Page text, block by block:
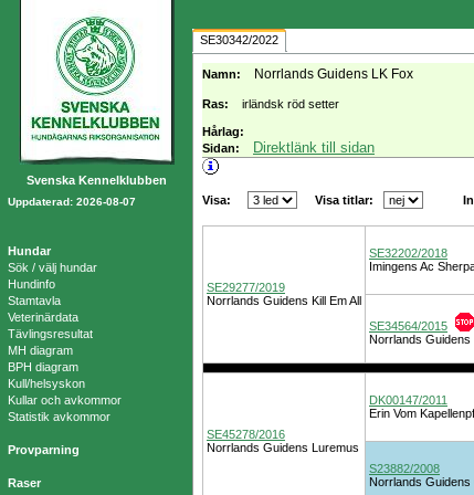
Svenska Kennelklubben
Uppdaterad: 2026-08-07
Hundar
Sök / välj hundar
Hundinfo
Stamtavla
Veterinärdata
Tävlingsresultat
MH diagram
BPH diagram
Kull/helsyskon
Kullar och avkommor
Statistik avkommor
Provparning
Raser
SE30342/2022
Namn: Norrlands Guidens LK Fox
Ras: irländsk röd setter
Hårlag:
Sidan:
Direktlänk till sidan
Visa: Visa titlar:
SE29277/2019
Norrlands Guidens Kill Em All
SE32202/2018
Imingens Ac
SE34564/2015
Norrlands Guidens
SE45278/2016
Norrlands Guidens Luremus
DK00147/2011
Erin Vom
S23882/2008
Norrlands Guidens